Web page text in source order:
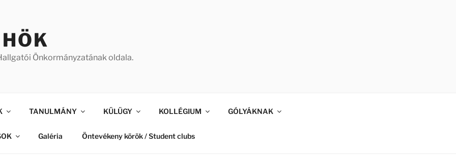
Önkormányzatának oldala.
TANULMÁNY KÜLÜGY KOLLÉGIUM GÓLYÁKNAK
Galéria Öntevékeny körök / Student clubs